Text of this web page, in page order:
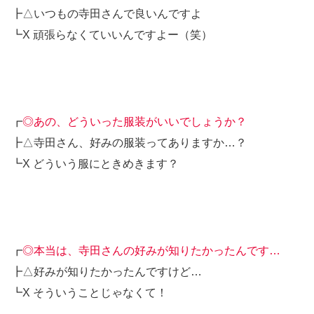
┣△いつもの寺田さんで良いんですよ
┗X 頑張らなくていいんですよー（笑）
┏◎あの、どういった服装がいいでしょうか？
┣△寺田さん、好みの服装ってありますか…？
┗X どういう服にときめきます？
┏◎本当は、寺田さんの好みが知りたかったんです…
┣△好みが知りたかったんですけど…
┗X そういうことじゃなくて！